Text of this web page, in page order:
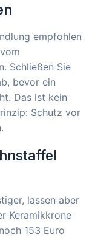
empfohlen
Schließen Sie
bevor ein
Das ist kein
Schutz vor
lassen aber
Keramikkrone
153 Euro